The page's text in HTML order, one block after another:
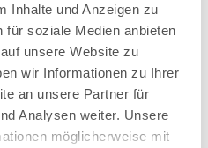
Inhalte und Anzeigen zu
für soziale Medien anbieten
unsere Website zu
wir Informationen zu Ihrer
an unsere Partner für
Analysen weiter. Unsere
möglicherweise mit
400 / SPECK PlusPump 7( Made